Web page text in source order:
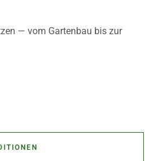
— vom Gartenbau bis zur